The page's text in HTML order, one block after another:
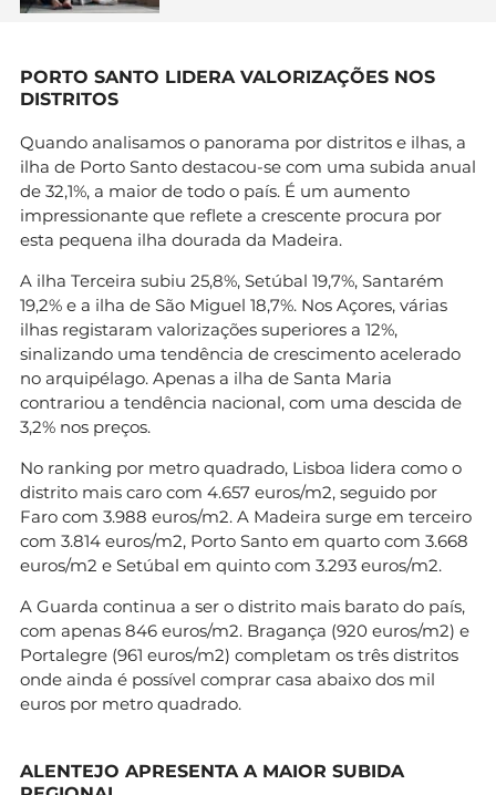
PORTO SANTO LIDERA VALORIZAÇÕES NOS
DISTRITOS
Quando analisamos o panorama por distritos e ilhas, a
ilha de Porto Santo destacou-se com uma subida anual
de 32,1%, a maior de todo o país. É um aumento
impressionante que reflete a crescente procura por
esta pequena ilha dourada da Madeira.
A ilha Terceira subiu 25,8%, Setúbal 19,7%, Santarém
19,2% e a ilha de São Miguel 18,7%. Nos Açores, várias
ilhas registaram valorizações superiores a 12%,
sinalizando uma tendência de crescimento acelerado
no arquipélago. Apenas a ilha de Santa Maria
contrariou a tendência nacional, com uma descida de
3,2% nos preços.
No ranking por metro quadrado, Lisboa lidera como o
distrito mais caro com 4.657 euros/m2, seguido por
Faro com 3.988 euros/m2. A Madeira surge em terceiro
com 3.814 euros/m2, Porto Santo em quarto com 3.668
euros/m2 e Setúbal em quinto com 3.293 euros/m2.
A Guarda continua a ser o distrito mais barato do país,
com apenas 846 euros/m2. Bragança (920 euros/m2) e
Portalegre (961 euros/m2) completam os três distritos
onde ainda é possível comprar casa abaixo dos mil
euros por metro quadrado.
ALENTEJO APRESENTA A MAIOR SUBIDA